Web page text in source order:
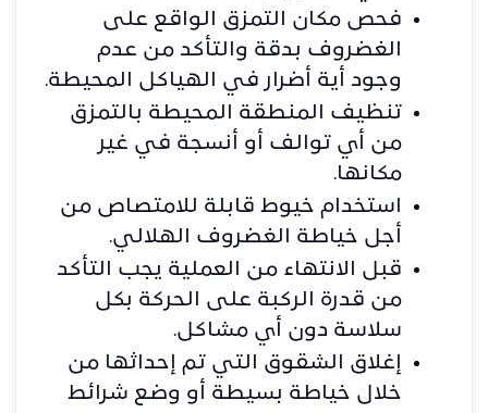
فحص مكان التمزق الواقع على
الغضروف بدقة والتأكد من عدم
وجود أية أضرار في الهياكل المحيطة.
تنظيف المنطقة المحيطة بالتمزق
من أي توالف أو أنسجة في غير
مكانها.
استخدام خيوط قابلة للامتصاص من
أجل خياطة الغضروف الهلالي.
قبل الانتهاء من العملية يجب التأكد
من قدرة الركبة على الحركة بكل
سلاسة دون أي مشاكل.
إغلاق الشقوق التي تم إحداثها من
خلال خياطة بسيطة أو وضع شرائط